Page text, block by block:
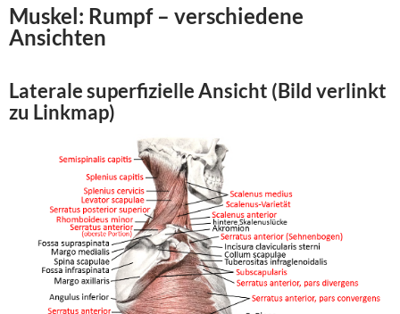
Muskel: Rumpf – verschiedene
Ansichten
Laterale superfizielle Ansicht (Bild verlinkt
zu Linkmap)